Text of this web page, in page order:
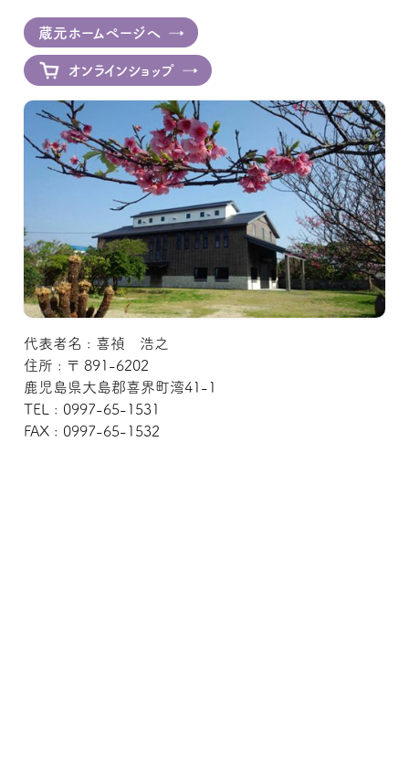
蔵元ホームページへ
オンラインショップ
代表者名 : 喜禎 浩之
住所 : 〒 891-6202
鹿児島県大島郡喜界町湾41-1
TEL : 0997-65-1531
FAX : 0997-65-1532